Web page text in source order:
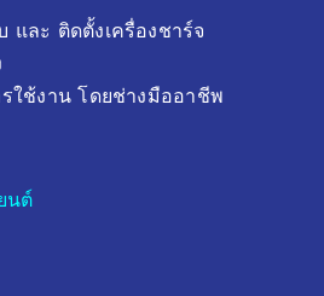
ละ ติดตั้งเครื่องชาร์จ
ใช้งาน โดยช่างมืออาชีพ
นต์